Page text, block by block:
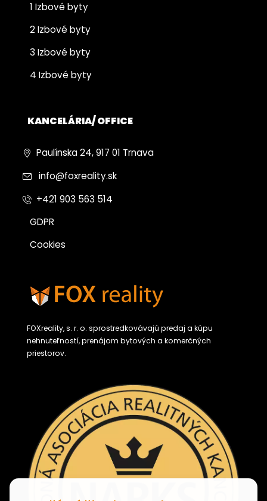
FOXreality, s. r. o. sprostredkovávajú predaj a kúpu
nehnuteľností, prenájom bytových a komerčných
priestorov.
1 Izbové byty
2 Izbové byty
3 Izbové byty
4 Izbové byty
KANCELÁRIA/ OFFICE
Paulínska 24, 917 01 Trnava
info@foxreality.sk
+421 903 563 514
GDPR
Cookies